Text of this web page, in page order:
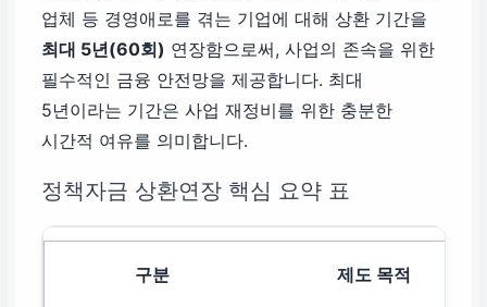
업체 등 경영애로를 겪는 기업에 대해 상환 기간을
최대 5년(60회) 연장함으로써, 사업의 존속을 위한
필수적인 금융 안전망을 제공합니다. 최대
5년이라는 기간은 사업 재정비를 위한 충분한
시간적 여유를 의미합니다.
정책자금 상환연장 핵심 요약 표
제도 목적